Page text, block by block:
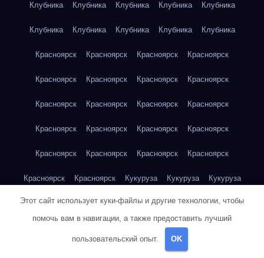
Клубника Клубника Клубника Клубника Клубника
Клубника Клубника Клубника Клубника Клубника
Красноярск Красноярск Красноярск Красноярск
Красноярск Красноярск Красноярск Красноярск
Красноярск Красноярск Красноярск Красноярск
Красноярск Красноярск Красноярск Красноярск
Красноярск Красноярск Красноярск Красноярск
Красноярск Красноярск Кукуруза Кукуруза Кукуруза
Кукуруза Кукуруза Кукуруза Кукуруза Кукуруза
Кукуруза
Куриная грудка
Этот сайт использует куки-файлы и другие технологии, чтобы
помочь вам в навигации, а также предоставить лучший
пользовательский опыт. OK